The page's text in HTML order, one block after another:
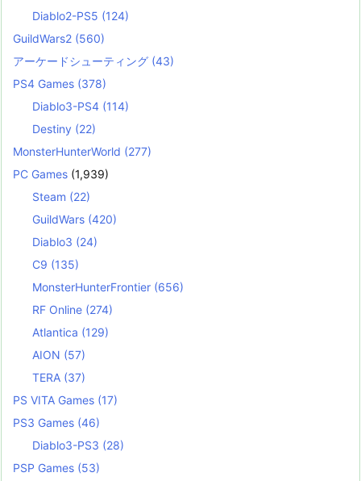
Diablo2-PS5 (124)
GuildWars2 (560)
アーケードシューティング (43)
PS4 Games (378)
Diablo3-PS4 (114)
Destiny (22)
MonsterHunterWorld (277)
PC Games (1,939)
Steam (22)
GuildWars (420)
Diablo3 (24)
C9 (135)
MonsterHunterFrontier (656)
RF Online (274)
Atlantica (129)
AION (57)
TERA (37)
PS VITA Games (17)
PS3 Games (46)
Diablo3-PS3 (28)
PSP Games (53)